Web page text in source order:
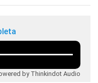
by Thinkindot Audio